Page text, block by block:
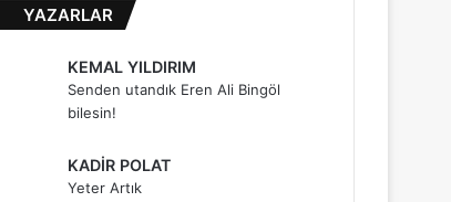
YAZARLAR
KEMAL YILDIRIM
Senden utandık Eren Ali Bingöl
bilesin!
KADİR POLAT
Yeter Artık